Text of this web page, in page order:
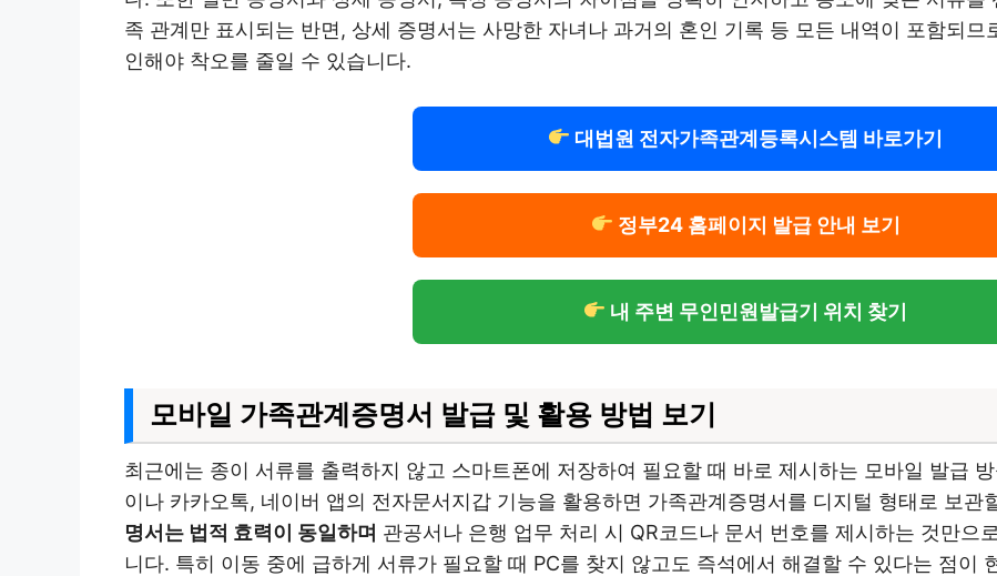
족 관계만 표시되는 반면, 상세 증명서는 사망한 자녀나 과거의 혼인 기록 등 모든 내역이 포함되
인해야 착오를 줄일 수 있습니다.
대법원 전자가족관계등록시스템 바로가기
정부24 홈페이지 발급 안내 보기
내 주변 무인민원발급기 위치 찾기
모바일 가족관계증명서 발급 및 활용 방법 보기
최근에는 종이 서류를 출력하지 않고 스마트폰에 저장하여 필요할 때 바로 제시하는 모바일 발급
이나 카카오톡, 네이버 앱의 전자문서지갑 기능을 활용하면 가족관계증명서를 디지털 형태로 보관
명서는 법적 효력이 동일하며 관공서나 은행 업무 처리 시 QR코드나 문서 번호를 제시하는 것만으
니다. 특히 이동 중에 급하게 서류가 필요할 때 PC를 찾지 않고도 즉석에서 해결할 수 있다는 점이